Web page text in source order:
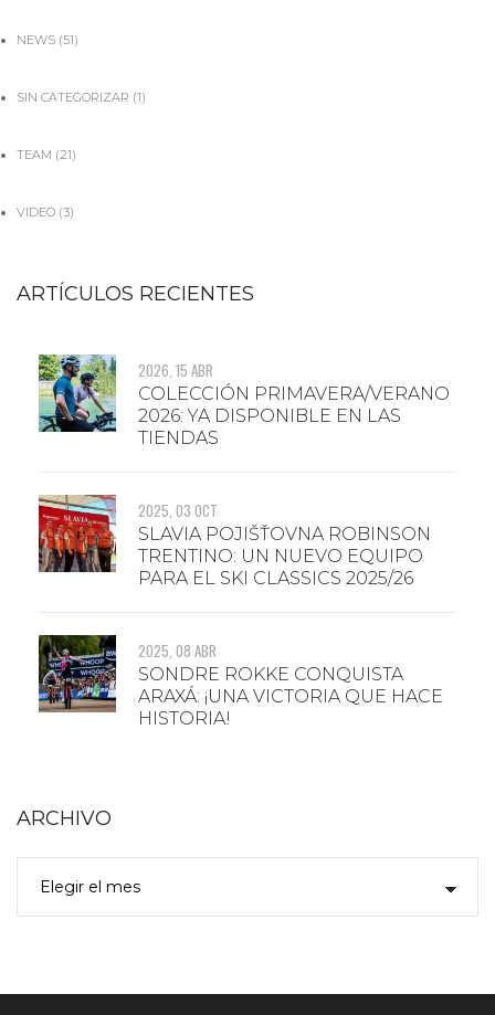
NEWS (51)
SIN CATEGORIZAR (1)
TEAM (21)
VIDEO (3)
ARTÍCULOS RECIENTES
2026, 15 ABR
COLECCIÓN PRIMAVERA/VERANO
2026: YA DISPONIBLE EN LAS
TIENDAS
2025, 03 OCT
SLAVIA POJIŠŤOVNA ROBINSON
TRENTINO: UN NUEVO EQUIPO
PARA EL SKI CLASSICS 2025/26
2025, 08 ABR
SONDRE ROKKE CONQUISTA
ARAXÁ: ¡UNA VICTORIA QUE HACE
HISTORIA!
ARCHIVO